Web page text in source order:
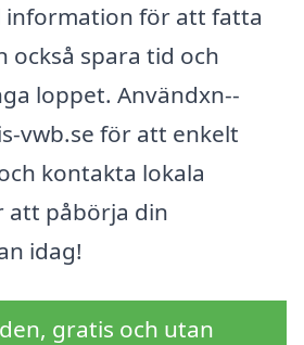
information för att fatta
också spara tid och
loppet. Användxn--
vwb.se för att enkelt
kontakta lokala
att påbörja din
idag!
gratis och utan